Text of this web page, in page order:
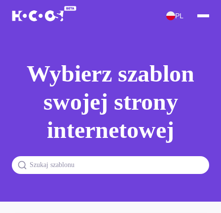
PL
Wybierz szablon
swojej strony
internetowej